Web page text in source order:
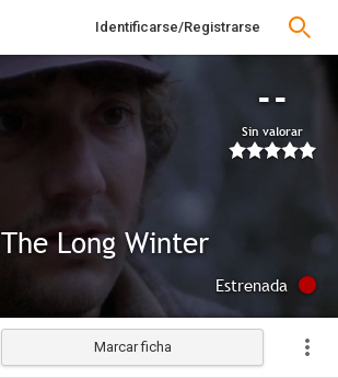
Identificarse/Registrarse
--
Sin valorar
The Long Winter
Estrenada
Marcar ficha